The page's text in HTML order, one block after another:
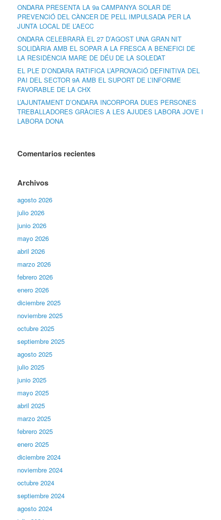
ONDARA PRESENTA LA 9a CAMPANYA SOLAR DE
PREVENCIÓ DEL CÀNCER DE PELL IMPULSADA PER LA
JUNTA LOCAL DE L’AECC
ONDARA CELEBRARÀ EL 27 D’AGOST UNA GRAN NIT
SOLIDÀRIA AMB EL SOPAR A LA FRESCA A BENEFICI DE
LA RESIDÈNCIA MARE DE DÉU DE LA SOLEDAT
EL PLE D’ONDARA RATIFICA L’APROVACIÓ DEFINITIVA DEL
PAI DEL SECTOR 9A AMB EL SUPORT DE L’INFORME
FAVORABLE DE LA CHX
L’AJUNTAMENT D’ONDARA INCORPORA DUES PERSONES
TREBALLADORES GRÀCIES A LES AJUDES LABORA JOVE I
LABORA DONA
Comentarios recientes
Archivos
agosto 2026
julio 2026
junio 2026
mayo 2026
abril 2026
marzo 2026
febrero 2026
enero 2026
diciembre 2025
noviembre 2025
octubre 2025
septiembre 2025
agosto 2025
julio 2025
junio 2025
mayo 2025
abril 2025
marzo 2025
febrero 2025
enero 2025
diciembre 2024
noviembre 2024
octubre 2024
septiembre 2024
agosto 2024